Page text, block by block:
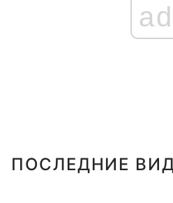
ad
ПОСЛЕДНИЕ